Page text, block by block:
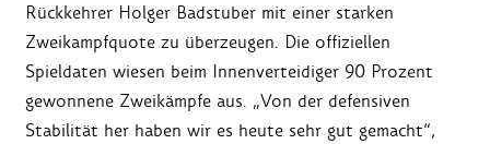
Rückkehrer Holger Badstuber mit einer starken
Zweikampfquote zu überzeugen. Die offiziellen
Spieldaten wiesen beim Innenverteidiger 90 Prozent
gewonnene Zweikämpfe aus. „Von der defensiven
Stabilität her haben wir es heute sehr gut gemacht“,